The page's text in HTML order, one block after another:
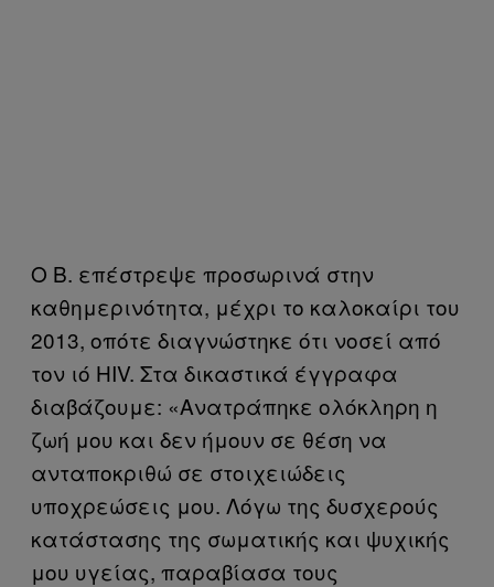
Ο Β. επέστρεψε προσωρινά στην
καθημερινότητα, μέχρι το καλοκαίρι του
2013, οπότε διαγνώστηκε ότι νοσεί από
τον ιό HIV. Στα δικαστικά έγγραφα
διαβάζουμε: «Ανατράπηκε ολόκληρη η
ζωή μου και δεν ήμουν σε θέση να
ανταποκριθώ σε στοιχειώδεις
υποχρεώσεις μου. Λόγω της δυσχερούς
κατάστασης της σωματικής και ψυχικής
μου υγείας, παραβίασα τους